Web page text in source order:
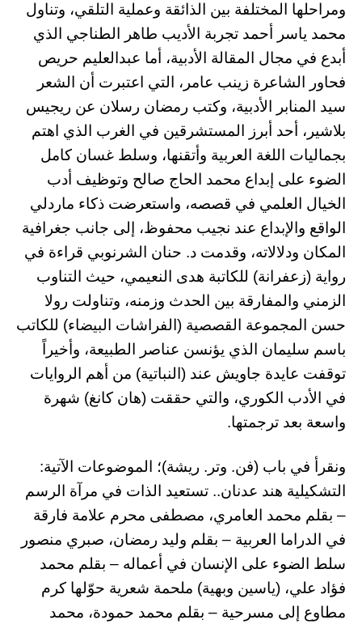
ومراحلها المختلفة بين الذائقة وعملية التلقي، وتناول
محمد ياسر أحمد تجربة الأديب طاهر الطناجي الذي
أبدع في مجال المقالة الأدبية، أما عبدالعليم حريص
فحاور الشاعرة زينب عامر، التي اعتبرت أن الشعر
سيد المنابر الأدبية، وكتب رمضان رسلان عن ريجيس
بلاشير، أحد أبرز المستشرقين في الغرب الذي اهتم
بجماليات اللغة العربية وأتقنها، وسلط غسان كامل
الضوء على إبداع محمد الحاج صالح وتوظيف أدب
الخيال العلمي في قصصه، واستعرضت ذكاء ماردلي
الواقع والإبداع عند نجيب محفوظ، إلى جانب جغرافية
المكان ودلالاته، وقدمت د. حنان الشرنوبي قراءة في
رواية (زعفرانة) للكاتبة هدى النعيمي، حيث التناوب
الزمني والمفارقة بين الحدث وزمنه، وتناولت رولا
حسن المجموعة القصصية (الفراشات البيضاء) للكاتب
باسم سليمان الذي يؤنسن عناصر الطبيعة، وأخيراً
توقفت عايدة جاويش عند (النباتية) من أهم الروايات
في الأدب الكوري، والتي حققت (هان كانغ) شهرة
واسعة بعد ترجمتها.
ونقرأ في باب (فن. وتر. ريشة)؛ الموضوعات الآتية:
التشكيلية هند عدنان.. تستعيد الذات في مرآة الرسم
– بقلم محمد العامري، مصطفى محرم علامة فارقة
في الدراما العربية – بقلم وليد رمضان، صبري منصور
سلط الضوء على الإنسان في أعماله – بقلم محمد
فؤاد علي، (ياسين وبهية) ملحمة شعرية حوّلها كرم
مطاوع إلى مسرحية – بقلم محمد حمودة، محمد